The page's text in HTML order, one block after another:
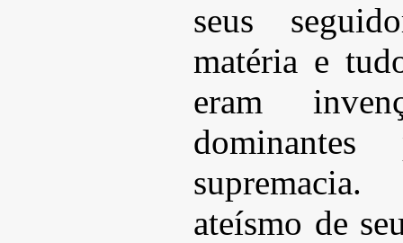
seus
matéria e
eram
ateísmo de